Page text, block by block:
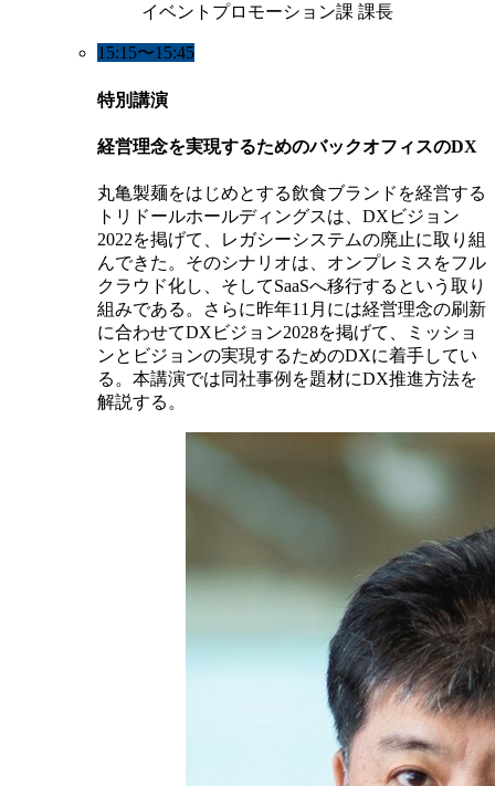
イベントプロモーション課 課長
15:15〜15:45
特別講演
経営理念を実現するためのバックオフィスのDX
丸亀製麺をはじめとする飲食ブランドを経営する
トリドールホールディングスは、DXビジョン
2022を掲げて、レガシーシステムの廃止に取り組
んできた。そのシナリオは、オンプレミスをフル
クラウド化し、そしてSaaSへ移行するという取り
組みである。さらに昨年11月には経営理念の刷新
に合わせてDXビジョン2028を掲げて、ミッショ
ンとビジョンの実現するためのDXに着手してい
る。本講演では同社事例を題材にDX推進方法を
解説する。